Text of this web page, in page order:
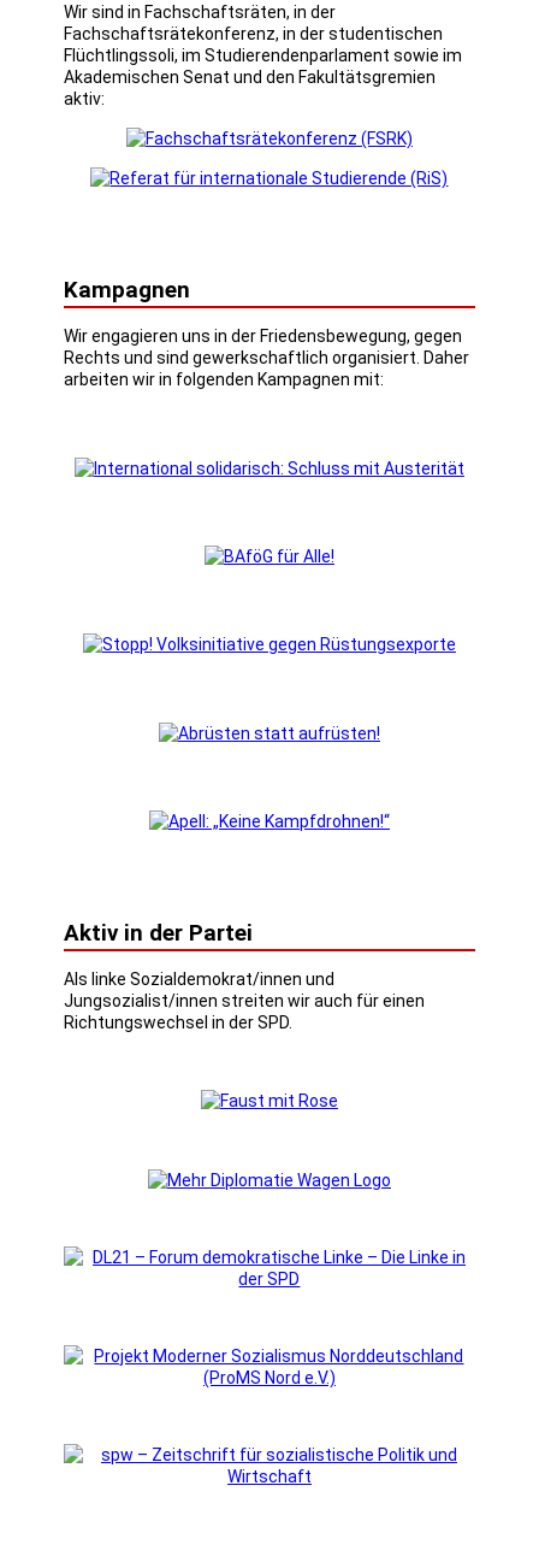
Wir sind in Fachschaftsräten, in der
Fachschaftsrätekonferenz, in der studentischen
Flüchtlingssoli, im Studierendenparlament sowie im
Akademischen Senat und den Fakultätsgremien
aktiv:
Kampagnen
Wir engagieren uns in der Friedensbewegung, gegen
Rechts und sind gewerkschaftlich organisiert. Daher
arbeiten wir in folgenden Kampagnen mit:
Aktiv in der Partei
Als linke Sozialdemokrat/innen und
Jungsozialist/innen streiten wir auch für einen
Richtungswechsel in der SPD.